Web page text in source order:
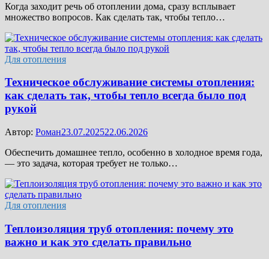
Когда заходит речь об отоплении дома, сразу всплывает
множество вопросов. Как сделать так, чтобы тепло…
Для отопления
Техническое обслуживание системы отопления:
как сделать так, чтобы тепло всегда было под
рукой
Автор: Роман23.07.202522.06.2026
Обеспечить домашнее тепло, особенно в холодное время года,
— это задача, которая требует не только…
Для отопления
Теплоизоляция труб отопления: почему это
важно и как это сделать правильно